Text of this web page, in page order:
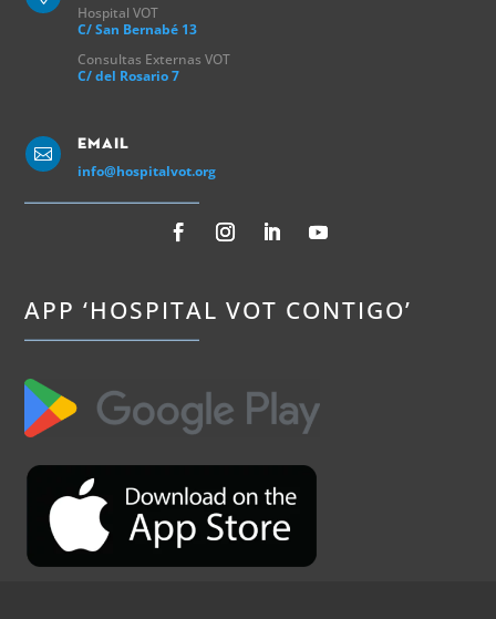
Hospital VOT
C/ San Bernabé 13
Consultas Externas VOT
C/ del Rosario 7

Email
info@hospitalvot.org
APP ‘HOSPITAL VOT CONTIGO’